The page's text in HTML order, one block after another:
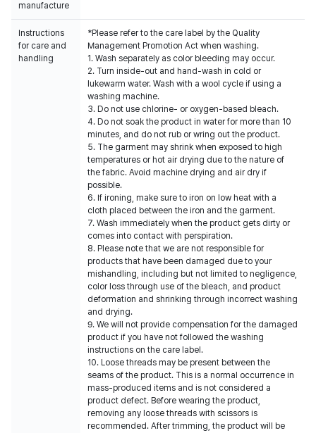
manufacture
Instructions
for care and
handling
*Please refer to the care label by the Quality
Management Promotion Act when washing.
1. Wash separately as color bleeding may occur.
2. Turn inside-out and hand-wash in cold or
lukewarm water. Wash with a wool cycle if using a
washing machine.
3. Do not use chlorine- or oxygen-based bleach.
4. Do not soak the product in water for more than 10
minutes, and do not rub or wring out the product.
5. The garment may shrink when exposed to high
temperatures or hot air drying due to the nature of
the fabric. Avoid machine drying and air dry if
possible.
6. If ironing, make sure to iron on low heat with a
cloth placed between the iron and the garment.
7. Wash immediately when the product gets dirty or
comes into contact with perspiration.
8. Please note that we are not responsible for
products that have been damaged due to your
mishandling, including but not limited to negligence,
color loss through use of the bleach, and product
deformation and shrinking through incorrect washing
and drying.
9. We will not provide compensation for the damaged
product if you have not followed the washing
instructions on the care label.
10. Loose threads may be present between the
seams of the product. This is a normal occurrence in
mass-produced items and is not considered a
product defect. Before wearing the product,
removing any loose threads with scissors is
recommended. After trimming, the product will be